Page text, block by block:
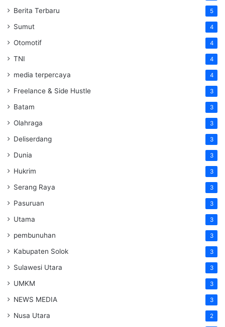
Berita Terbaru 5
Sumut 4
Otomotif 4
TNI 4
media terpercaya 4
Freelance & Side Hustle 3
Batam 3
Olahraga 3
Deliserdang 3
Dunia 3
Hukrim 3
Serang Raya 3
Pasuruan 3
Utama 3
pembunuhan 3
Kabupaten Solok 3
Sulawesi Utara 3
UMKM 3
NEWS MEDIA 3
Nusa Utara 2